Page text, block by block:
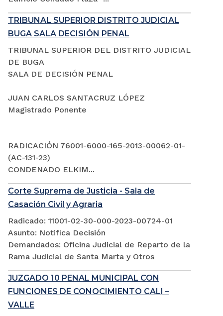
TRIBUNAL SUPERIOR DISTRITO JUDICIAL
BUGA SALA DECISIÓN PENAL
TRIBUNAL SUPERIOR DEL DISTRITO JUDICIAL
DE BUGA
SALA DE DECISIÓN PENAL
JUAN CARLOS SANTACRUZ LÓPEZ
Magistrado Ponente
RADICACIÓN 76001-6000-165-2013-00062-01-
(AC-131-23)
CONDENADO ELKIM...
Corte Suprema de Justicia - Sala de
Casación Civil y Agraria
Radicado: 11001-02-30-000-2023-00724-01
Asunto: Notifica Decisión
Demandados: Oficina Judicial de Reparto de la
Rama Judicial de Santa Marta y Otros
JUZGADO 10 PENAL MUNICIPAL CON
FUNCIONES DE CONOCIMIENTO CALI –
VALLE